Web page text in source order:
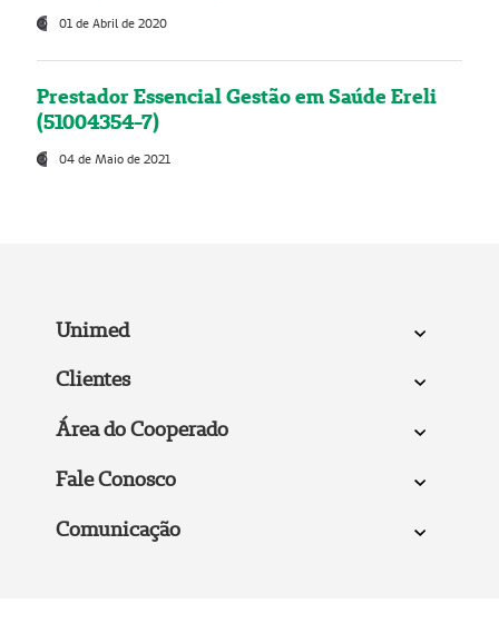
01 de Abril de 2020
Prestador Essencial Gestão em Saúde Ereli
(51004354-7)
04 de Maio de 2021
Unimed
Clientes
Área do Cooperado
Fale Conosco
Comunicação